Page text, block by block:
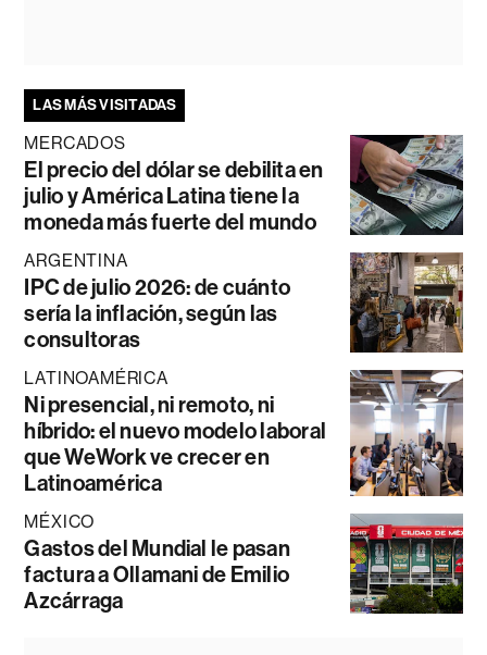
LAS MÁS VISITADAS
MERCADOS
El precio del dólar se debilita en
julio y América Latina tiene la
moneda más fuerte del mundo
ARGENTINA
IPC de julio 2026: de cuánto
sería la inflación, según las
consultoras
LATINOAMÉRICA
Ni presencial, ni remoto, ni
híbrido: el nuevo modelo laboral
que WeWork ve crecer en
Latinoamérica
MÉXICO
Gastos del Mundial le pasan
factura a Ollamani de Emilio
Azcárraga